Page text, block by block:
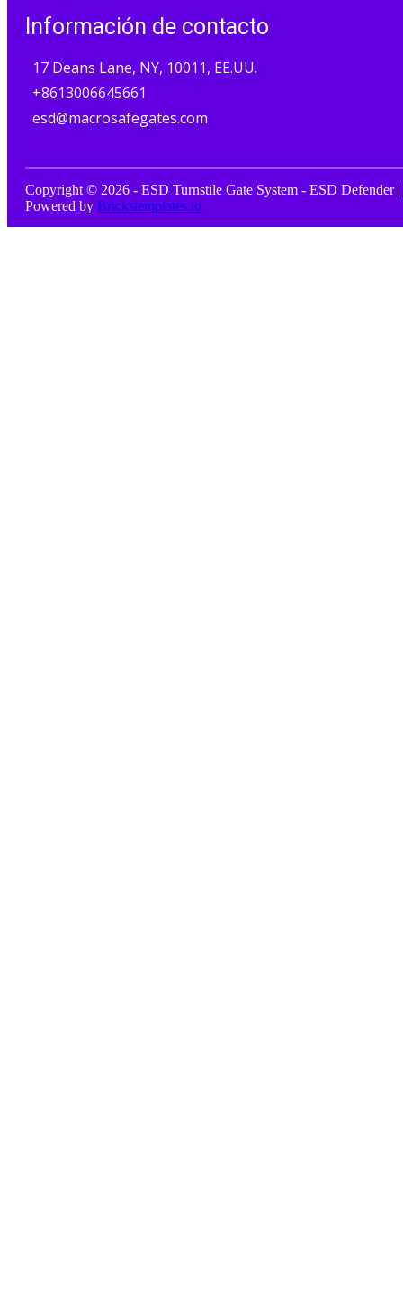
Información de contacto
17 Deans Lane, NY, 10011, EE.UU.
+8613006645661
esd@macrosafegates.com
Copyright © 2026 - ESD Turnstile Gate System - ESD Defender |
Powered by Brickstemplates.io